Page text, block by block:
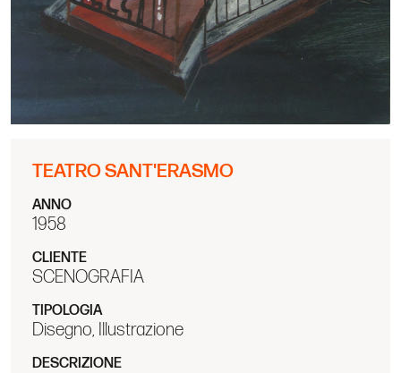
TEATRO SANT'ERASMO
ANNO
1958
CLIENTE
SCENOGRAFIA
TIPOLOGIA
Disegno, Illustrazione
DESCRIZIONE